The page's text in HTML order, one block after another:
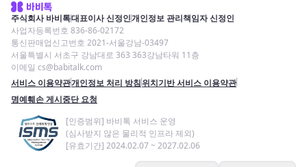
주식회사 바비톡대표이사 신정인개인정보 관리책임자 신정인
사업자등록번호 836-86-02172
통신판매업신고번호 2021-서울강남-03497
서울특별시 서초구 강남대로 363 363강남타워 11층
이메일 cs@babitalk.com
서비스 이용약관개인정보 처리 방침위치기반 서비스 이용약관
명예훼손 게시중단 요청
[인증범위] 바비톡 서비스 운영
(심사받지 않은 물리적 인프라 제외)
[유효기간] 2024.02.07 ~ 2027.02.06